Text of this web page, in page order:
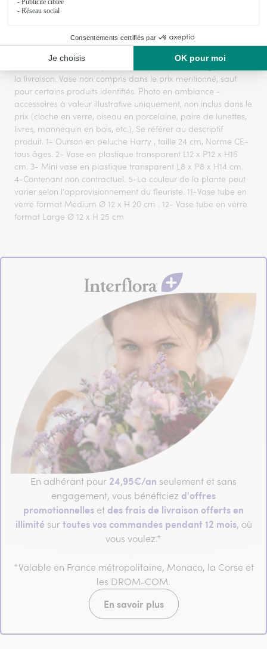
s'agissant d'une création réalisée par un artisan fleuriste sur
la base d’un assortiment de fleurs fraîches qui est, par sa
nature, artisanale, elle pourra parfois en différer légèrement à
la livraison. Vase non compris dans le prix mentionné, sauf
pour certains produits identifiés. Photo en ambiance -
accessoires à valeur illustrative uniquement, non inclus dans le
prix (cloche en verre, oiseau en porcelaine, paire de lunettes,
livres, mannequin en bois, etc.). Se référer au descriptif
produit. 1- Ourson en peluche Harry , taille 24 cm, Norme CE-
tous âges. 2- Vase en plastique transparent L12 x P12 x H16
cm. 3- Mini vase en plastique transparent L8 x P8 x H14 cm.
4-Contenant non contractuel. 5-La couleur de la plante peut
varier selon l'approvisionnement du fleuriste. 11-Vase tube en
verre format Medium Ø 12 x H 20 cm . 12- Vase tube en verre
format Large Ø 12 x H 25 cm
En adhérant pour 24,95€/an seulement et sans
engagement, vous bénéficiez d'offres
promotionnelles et des frais de livraison offerts en
illimité surtoutes vos commandes pendant 12 mois, où
vous voulez.*
*Valable en France métropolitaine, Monaco, la Corse et
les DROM-COM.
En savoir plus